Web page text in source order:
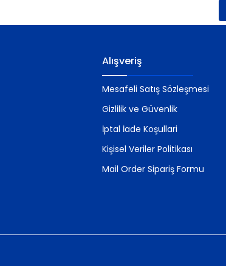
Gönder
Alışveriş
Mesafeli Satış Sözleşmesi
Gizlilik ve Güvenlik
İptal İade Koşullari
Kişisel Veriler Politikası
Mail Order Sipariş Formu